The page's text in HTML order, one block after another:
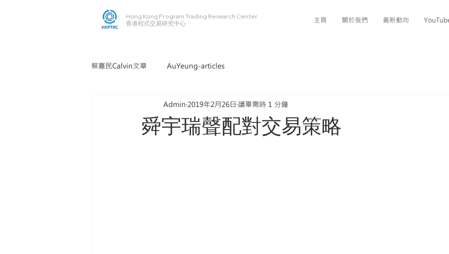
Hong Kong Program Trading Research Center
​​香港程式交易研究中心
主頁 關於我們 最新動向
蔡嘉民Calvin文章 AuYeung-articles
舜宇瑞聲配對交易策略
Admin 2019年2月26日 讀畢需時 1 分鐘